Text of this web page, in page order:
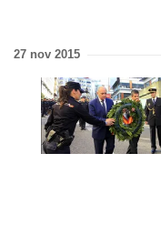
27 nov 2015